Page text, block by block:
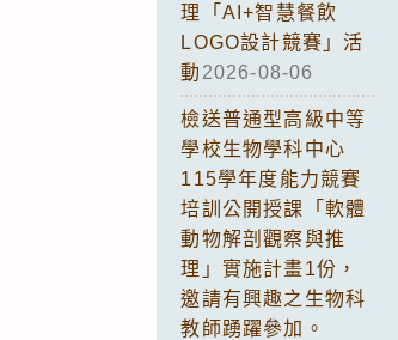
理「AI+智慧餐飲
LOGO設計競賽」活
動 2026-08-06
檢送普通型高級中等
學校生物學科中心
115學年度能力競賽
培訓公開授課「軟體
動物解剖觀察與推
理」實施計畫1份，
邀請有興趣之生物科
教師踴躍參加。